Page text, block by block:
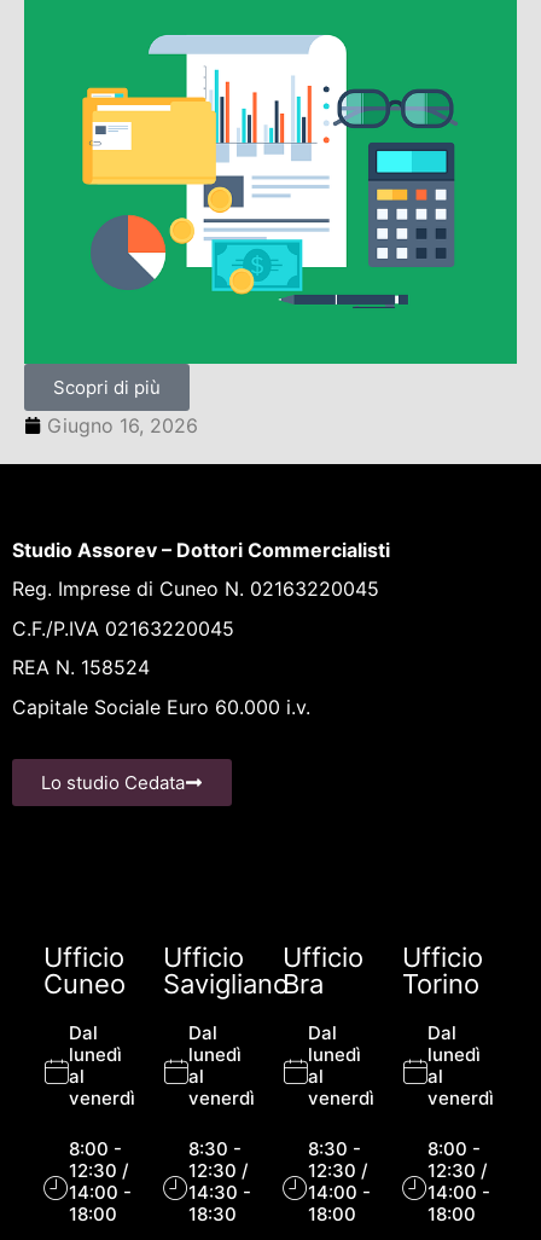
Scopri di più
Giugno 16, 2026
Studio Assorev – Dottori Commercialisti
Reg. Imprese di Cuneo N. 02163220045
C.F./P.IVA 02163220045
REA N. 158524
Capitale Sociale Euro 60.000 i.v.
Lo studio Cedata
Ufficio
Cuneo
Dal
lunedì
al
venerdì
8:00 -
12:30 /
14:00 -
18:00
Ufficio
Savigliano
Dal
lunedì
al
venerdì
8:30 -
12:30 /
14:30 -
18:30
Ufficio
Bra
Dal
lunedì
al
venerdì
8:30 -
12:30 /
14:00 -
18:00
Ufficio
Torino
Dal
lunedì
al
venerdì
8:00 -
12:30 /
14:00 -
18:00